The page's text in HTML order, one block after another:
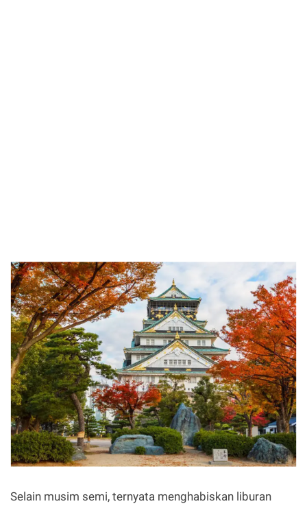
Selain musim semi, ternyata menghabiskan liburan